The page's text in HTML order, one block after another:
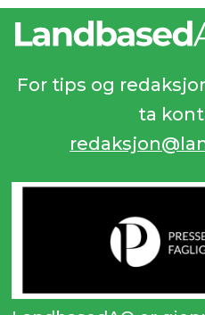
For tips og
ta